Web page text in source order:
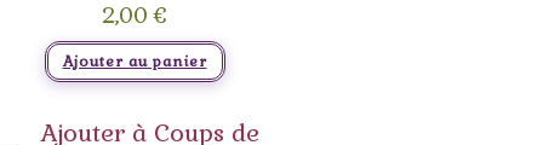
2,00€
Ajouter au panier
Ajouter à Coups de